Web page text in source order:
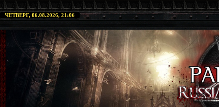
ЧЕТВЕРГ, 06.08.2026, 21:06